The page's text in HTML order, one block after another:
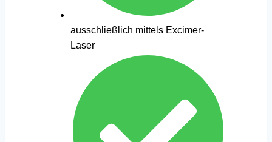
ausschließlich mittels Excimer-
Laser